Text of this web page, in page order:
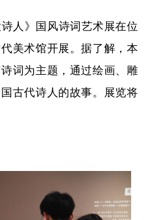
》国风诗词艺术展在位
美术馆开展。据了解，本
词为主题，通过绘画、雕
古代诗人的故事。展览将